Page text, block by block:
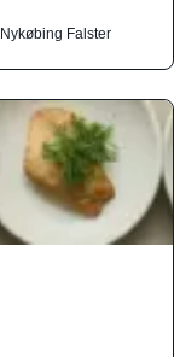
Nykøbing Falster